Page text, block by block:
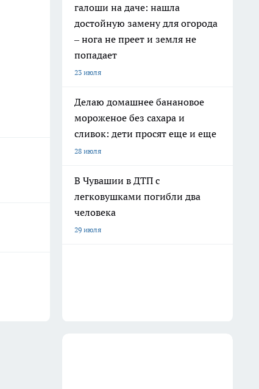
галоши на даче: нашла
достойную замену для огорода
– нога не преет и земля не
попадает
23 июля
Делаю домашнее банановое
мороженое без сахара и
сливок: дети просят еще и еще
28 июля
В Чувашии в ДТП с
легковушками погибли два
человека
29 июля